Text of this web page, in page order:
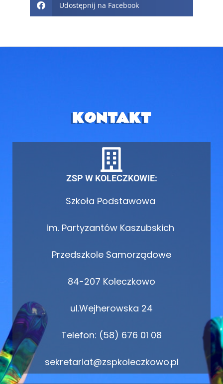
Udostępnij na Facebook
KONTAKT
ZSP W KOLECZKOWIE:
Szkoła Podstawowa
im. Partyzantów Kaszubskich
Przedszkole Samorządowe
84-207 Koleczkowo
ul.Wejherowska 24
Telefon: (58) 676 01 08
sekretariat@zspkoleczkowo.pl